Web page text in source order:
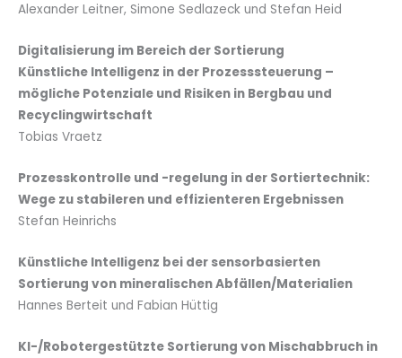
Alexander Leitner, Simone Sedlazeck und Stefan Heid
Digitalisierung im Bereich der Sortierung
Künstliche Intelligenz in der Prozesssteuerung –
mögliche Potenziale und Risiken in Bergbau und
Recyclingwirtschaft
Tobias Vraetz
Prozesskontrolle und -regelung in der Sortiertechnik:
Wege zu stabileren und effizienteren Ergebnissen
Stefan Heinrichs
Künstliche Intelligenz bei der sensorbasierten
Sortierung von mineralischen Abfällen/Materialien
Hannes Berteit und Fabian Hüttig
KI-/Robotergestützte Sortierung von Mischabbruch in